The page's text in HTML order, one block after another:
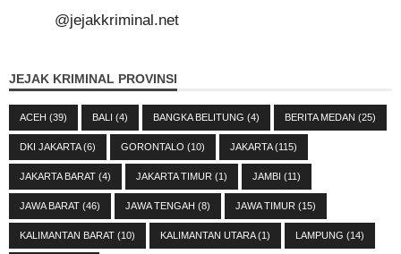
@jejakkriminal.net
JEJAK KRIMINAL PROVINSI
ACEH (39) BALI (4) BANGKA BELITUNG (4) BERITA MEDAN (25)
DKI JAKARTA(6) GORONTALO (10) JAKARTA(115)
JAKARTA BARAT (4) JAKARTA TIMUR (1) JAMBI (11)
JAWA BARAT (46) JAWA TENGAH (8) JAWA TIMUR (15)
KALIMANTAN BARAT (10) KALIMANTAN UTARA(1) LAMPUNG (14)